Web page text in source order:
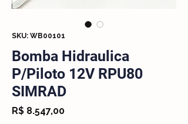
SKU: WB00101
Bomba Hidraulica
P/Piloto 12V RPU80
SIMRAD
R$ 8.547,00Price